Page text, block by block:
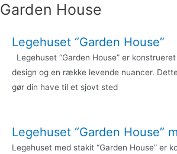
Garden House
Legehuset “Garden House”
Legehuset “Garden House” er
design og en række levende nuancer.
gør din have til et sjovt sted
Legehuset “Garden House”
Legehuset med stakit “Garden House” er